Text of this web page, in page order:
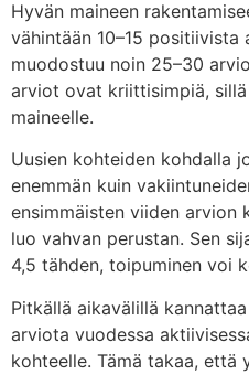
Hyvän maineen
vähintään 10–15
muodostuu noin 25–30
arviot ovat kriittisimpiä,
maineelle.
Uusien kohteiden kohdalla
enemmän kuin
ensimmäisten viiden arvion
luo vahvan perustan. Sen
4,5 tähden, toipuminen voi
Pitkällä aikavälillä
arviota vuodessa
kohteelle. Tämä takaa,